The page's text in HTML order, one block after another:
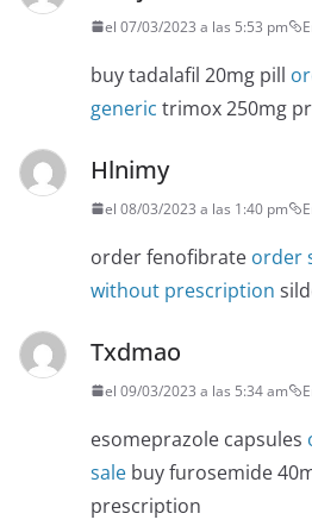
el 07/03/2023 a las 5:53 pm
buy tadalafil 20mg pill
generic trimox 250mg
Hlnimy
el 08/03/2023 a las 1:40 pm
order fenofibrate order
without prescription
Txdmao
el 09/03/2023 a las 5:34 am
esomeprazole capsules
sale buy furosemide
prescription